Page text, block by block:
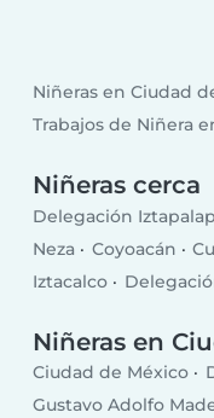
Niñeras en Ciudad
Trabajos de Niñera
Niñeras cerca
Delegación
Neza
Coyoacán
Iztacalco
Niñeras en
Ciudad de México
Gustavo Adolfo